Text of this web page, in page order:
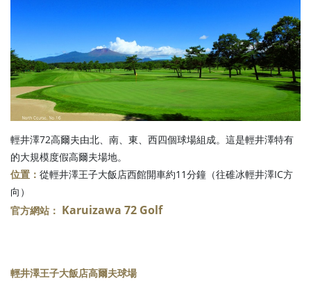
輕井澤72高爾夫由北、南、東、西四個球場組成。這是輕井澤特有
的大規模度假高爾夫場地。
位置： 從輕井澤王子大飯店西館開車約11分鐘（往碓冰輕井澤IC方
向）
官方網站： Karuizawa 72 Golf
輕井澤王子大飯店高爾夫球場